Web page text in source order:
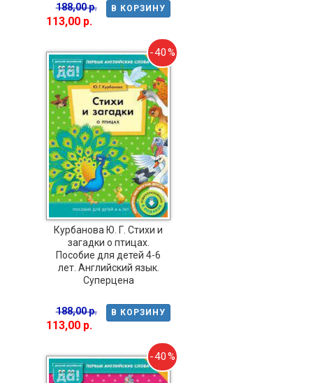
В КОРЗИНУ
188,00 р.
113,00 р.
-40%
Курбанова Ю. Г. Стихи и
загадки о птицах.
Пособие для детей 4-6
лет. Английский язык.
Суперцена
В КОРЗИНУ
188,00 р.
113,00 р.
-40%